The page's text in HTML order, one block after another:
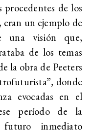
procedentes de los
un ejemplo de
una visión que,
de los temas
la obra de Peeters
donde
evocadas en el
período de la
inmediato